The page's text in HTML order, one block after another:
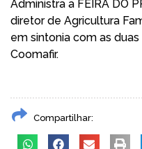
Administra a FEIRA DO
diretor de Agricultura
em sintonia com as
Coomafir.
Compartilhar: